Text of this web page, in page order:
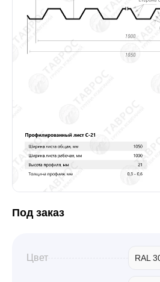
Водосточная система
Профили для
Под заказ
Цвет RAL